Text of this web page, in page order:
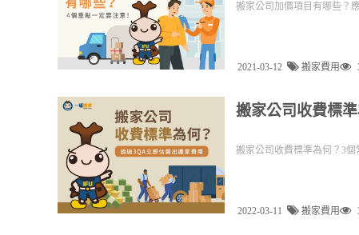
搬家公司加價項目有哪些？
2021-03-12 搬家費用
搬家公司收費標
搬家公司收費標準為何？3
2022-03-11 搬家費用